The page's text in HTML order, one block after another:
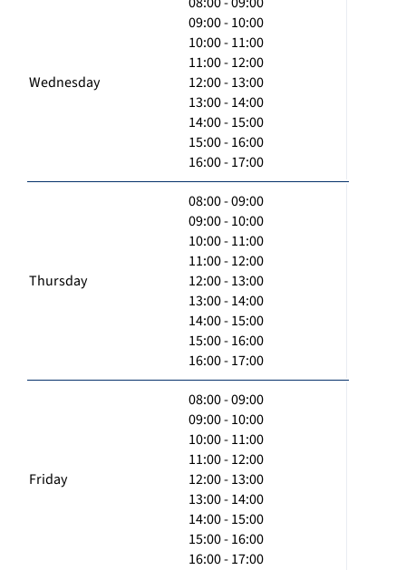
Wednesday
09:00 - 10:00
10:00 - 11:00
11:00 - 12:00
12:00 - 13:00
13:00 - 14:00
14:00 - 15:00
15:00 - 16:00
16:00 - 17:00
Thursday
08:00 - 09:00
09:00 - 10:00
10:00 - 11:00
11:00 - 12:00
12:00 - 13:00
13:00 - 14:00
14:00 - 15:00
15:00 - 16:00
16:00 - 17:00
Friday
08:00 - 09:00
09:00 - 10:00
10:00 - 11:00
11:00 - 12:00
12:00 - 13:00
13:00 - 14:00
14:00 - 15:00
15:00 - 16:00
16:00 - 17:00